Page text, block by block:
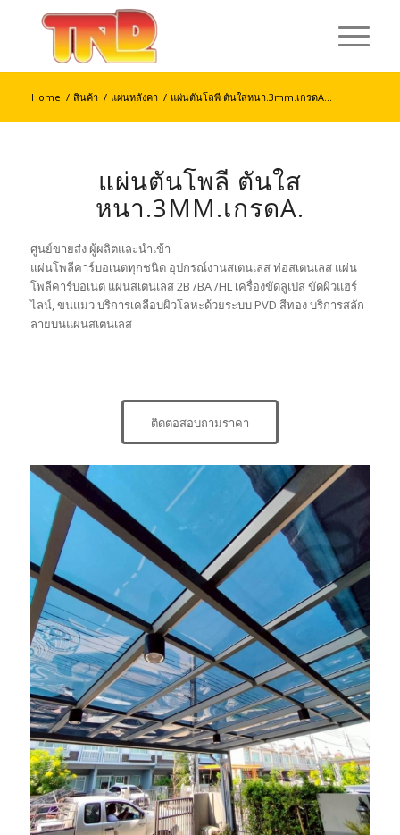
Home / สินค้า / แผ่นหลังคา / แผ่นตันโลพี ตันใสหนา.3mm.เกรดA...
แผ่นตันโพลี ตันใส
หนา.3MM.เกรดA.
ศูนย์ขายส่ง ผู้ผลิตและนำเข้า
แผ่นโพลีคาร์บอเนตทุกชนิด อุปกรณ์งานสเตนเลส ท่อสเตนเลส แผ่น
โพลีคาร์บอเนต แผ่นสเตนเลส 2B /BA /HL เครื่องขัดลูเปส ขัดผิวแฮร์
ไลน์, ขนแมว บริการเคลือบผิวโลหะด้วยระบบ PVD สีทอง บริการสลัก
ลายบนแผ่นสเตนเลส
ติดต่อสอบถามราคา